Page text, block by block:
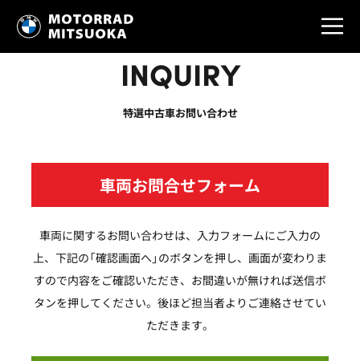
INQUIRY
特選中古車お問い合わせ
車両お問合せフォーム
車両に関するお問い合わせは、入力フォームにご入力の
上、下記の「確認画面へ」のボタンを押し、画面が変わりま
すので内容をご確認いただき、お間違いが無ければ送信ボ
タンを押してください。後ほど担当者よりご連絡させてい
ただきます。